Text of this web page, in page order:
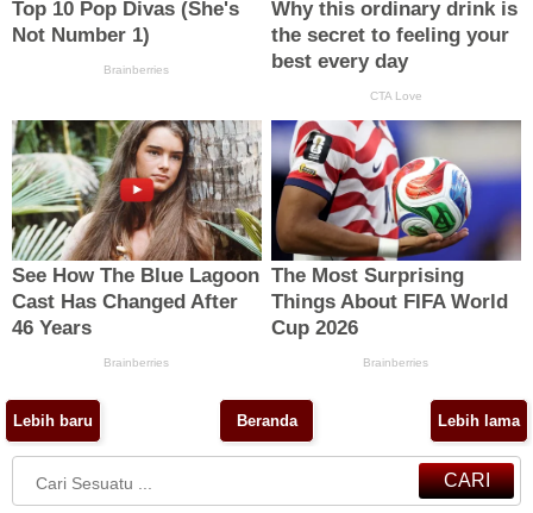
Lebih baru Lebih lama
Beranda
CARI